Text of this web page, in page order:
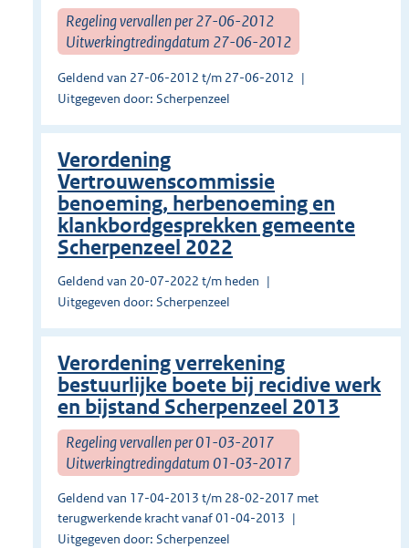
Regeling vervallen per 27-06-2012
Uitwerkingtredingdatum 27-06-2012
Geldend van 27-06-2012 t/m 27-06-2012
Uitgegeven door: Scherpenzeel
Verordening
Vertrouwenscommissie
benoeming, herbenoeming en
klankbordgesprekken gemeente
Scherpenzeel 2022
Geldend van 20-07-2022 t/m heden
Uitgegeven door: Scherpenzeel
Verordening verrekening
bestuurlijke boete bij recidive werk
en bijstand Scherpenzeel 2013
Regeling vervallen per 01-03-2017
Uitwerkingtredingdatum 01-03-2017
Geldend van 17-04-2013 t/m 28-02-2017 met
terugwerkende kracht vanaf 01-04-2013
Uitgegeven door: Scherpenzeel